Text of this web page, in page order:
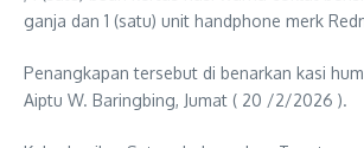
ganja dan 1 (satu) unit handphone merk
Penangkapan tersebut di benarkan kasi
Aiptu W. Baringbing, Jumat ( 20 /2/2026 ).